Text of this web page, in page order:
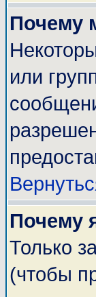
Почему
или
Почему
Только
(чтобы